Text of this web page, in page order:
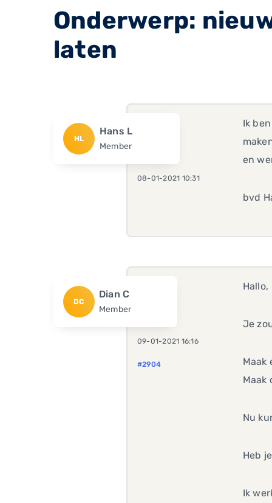
Onderwerp:
laten
HL
Hans L
Member
08-01-2021 10:31
Ik
en
bvd
DC
Dian C
Member
09-01-2021 16:16
#2904
Hallo,
Je
Maak
Maak
Nu
Heb
Ik